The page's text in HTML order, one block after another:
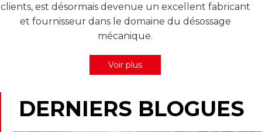
clients, est désormais devenue un excellent fabricant
et fournisseur dans le domaine du désossage
mécanique.
Voir plus
DERNIERS BLOGUES